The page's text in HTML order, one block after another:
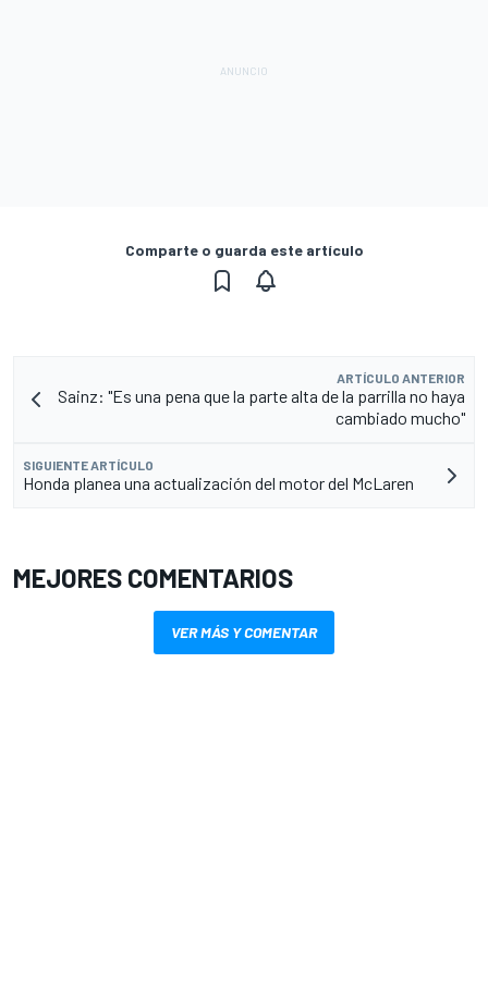
Comparte o guarda este artículo
ARTÍCULO ANTERIOR
Sainz: "Es una pena que la parte alta de la parrilla no haya
cambiado mucho"
SIGUIENTE ARTÍCULO
Honda planea una actualización del motor del McLaren
MEJORES COMENTARIOS
VER MÁS Y COMENTAR